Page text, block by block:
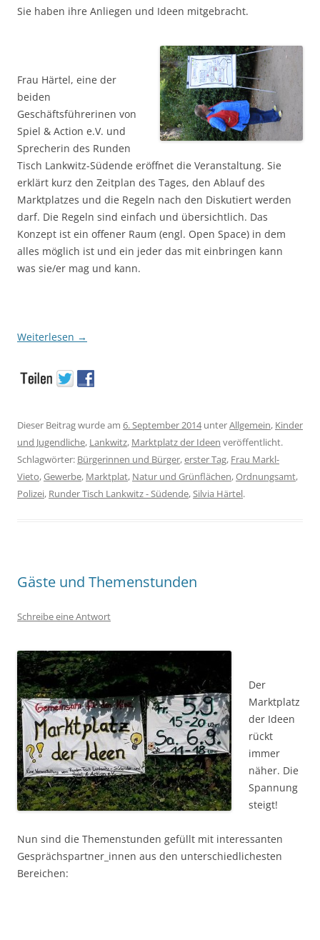
Sie haben ihre Anliegen und Ideen mitgebracht.
Frau Härtel, eine der
beiden
Geschäftsführerinen von
Spiel & Action e.V. und
Sprecherin des Runden
Tisch Lankwitz-Südende eröffnet die Veranstaltung. Sie
erklärt kurz den Zeitplan des Tages, den Ablauf des
Marktplatzes und die Regeln nach den Diskutiert werden
darf. Die Regeln sind einfach und übersichtlich. Das
Konzept ist ein offener Raum (engl. Open Space) in dem
alles möglich ist und ein jeder das mit einbringen kann
was sie/er mag und kann.
Weiterlesen →
Dieser Beitrag wurde am 6. September 2014unterAllgemein, Kinder
und Jugendliche, Lankwitz, Marktplatz der Ideen veröffentlicht.
Schlagwörter: Bürgerinnen und Bürger,erster Tag, Frau Markl-
Vieto,Gewerbe, Marktplat, Natur und Grünflächen,Ordnungsamt,
Polizei, Runder Tisch Lankwitz - Südende,Silvia Härtel.
Gäste und Themenstunden
Schreibe eine Antwort
Der
Marktplatz
der Ideen
rückt
immer
näher. Die
Spannung
steigt!
Nun sind die Themenstunden gefüllt mit interessanten
Gesprächspartner_innen aus den unterschiedlichesten
Bereichen: